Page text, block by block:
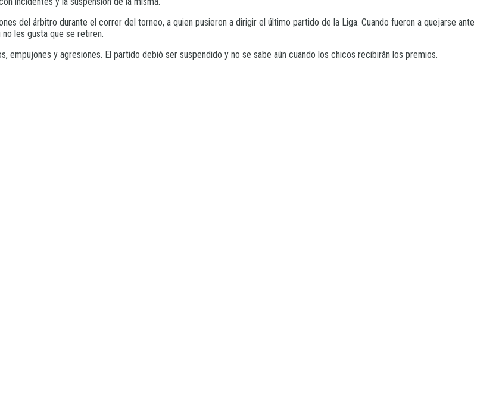
del árbitro durante el correr del torneo, a quien pusieron a dirigir el último partido de la Liga. Cuando fueron a quejarse ante
no les gusta que se retiren.
y agresiones. El partido debió ser suspendido y no se sabe aún cuando los chicos recibirán los premios.